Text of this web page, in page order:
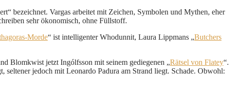
bezeichnet. Vargas arbeitet mit Zeichen, Symbolen und Mythen, eher
sehr ökonomisch, ohne Füllstoff.
Morde“ ist intelligenter Whodunnit, Laura Lippmans „Butchers
Blomkwist jetzt Ingólfsson mit seinem gediegenen „Rätsel von Flatey“.
jedoch mit Leonardo Padura am Strand liegt. Schade. Obwohl: